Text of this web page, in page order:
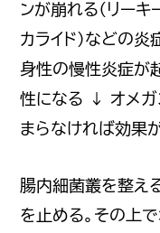
ンが崩れる（リーキ
カライド）などの
身性の慢性炎症が
性になる ↓ オメガ
まらなければ効果
腸内細菌叢を整え
を止める。その上
Copyright ©
特